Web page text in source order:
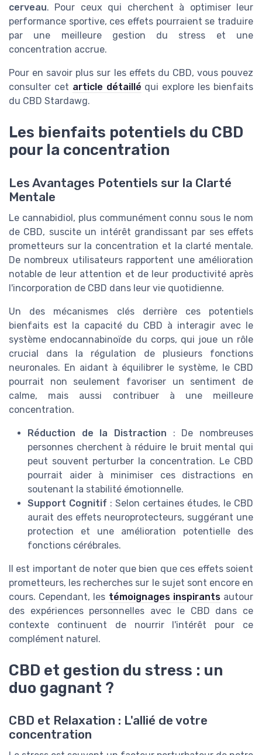
cerveau. Pour ceux qui cherchent à optimiser leur
performance sportive, ces effets pourraient se traduire
par une meilleure gestion du stress et une
concentration accrue.
Pour en savoir plus sur les effets du CBD, vous pouvez
consulter cet article détaillé qui explore les bienfaits
du CBD Stardawg.
Les bienfaits potentiels du CBD
pour la concentration
Les Avantages Potentiels sur la Clarté
Mentale
Le cannabidiol, plus communément connu sous le nom
de CBD, suscite un intérêt grandissant par ses effets
prometteurs sur la concentration et la clarté mentale.
De nombreux utilisateurs rapportent une amélioration
notable de leur attention et de leur productivité après
l'incorporation de CBD dans leur vie quotidienne.
Un des mécanismes clés derrière ces potentiels
bienfaits est la capacité du CBD à interagir avec le
système endocannabinoïde du corps, qui joue un rôle
crucial dans la régulation de plusieurs fonctions
neuronales. En aidant à équilibrer le système, le CBD
pourrait non seulement favoriser un sentiment de
calme, mais aussi contribuer à une meilleure
concentration.
Réduction de la Distraction : De nombreuses
personnes cherchent à réduire le bruit mental qui
peut souvent perturber la concentration. Le CBD
pourrait aider à minimiser ces distractions en
soutenant la stabilité émotionnelle.
Support Cognitif : Selon certaines études, le CBD
aurait des effets neuroprotecteurs, suggérant une
protection et une amélioration potentielle des
fonctions cérébrales.
Il est important de noter que bien que ces effets soient
prometteurs, les recherches sur le sujet sont encore en
cours. Cependant, les témoignages inspirantsautour
des expériences personnelles avec le CBD dans ce
contexte continuent de nourrir l'intérêt pour ce
complément naturel.
CBD et gestion du stress : un
duo gagnant ?
CBD et Relaxation : L'allié de votre
concentration